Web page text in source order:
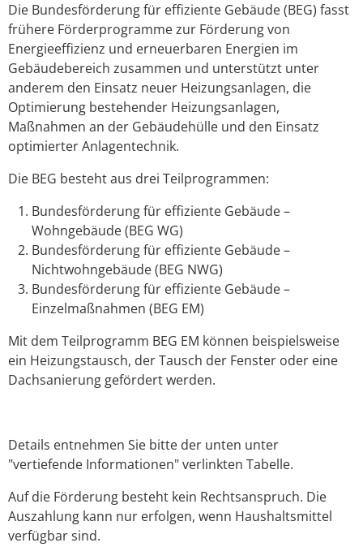
Die Bundesförderung für effiziente Gebäude(BEG) fasst
frühere Förderprogramme zur Förderung von
Energieeffizienz und erneuerbaren Energien im
Gebäudebereich zusammen und unterstützt unter
anderem den Einsatz neuer Heizungsanlagen, die
Optimierung bestehender Heizungsanlagen,
Maßnahmen an der Gebäudehülle und den Einsatz
optimierter Anlagentechnik.
Die BEG besteht aus drei Teilprogrammen:
Bundesförderung für effiziente Gebäude –
Wohngebäude (BEG WG)
Bundesförderung für effiziente Gebäude –
Nichtwohngebäude (BEG NWG)
Bundesförderung für effiziente Gebäude –
Einzelmaßnahmen (BEG EM)
Mit dem Teilprogramm BEG EM können beispielsweise
ein Heizungstausch, der Tausch der Fenster oder eine
Dachsanierung gefördert werden.
Details entnehmen Sie bitte der unten unter
"vertiefende Informationen" verlinkten Tabelle.
Auf die Förderung besteht kein Rechtsanspruch. Die
Auszahlung kann nur erfolgen, wenn Haushaltsmittel
verfügbar sind.